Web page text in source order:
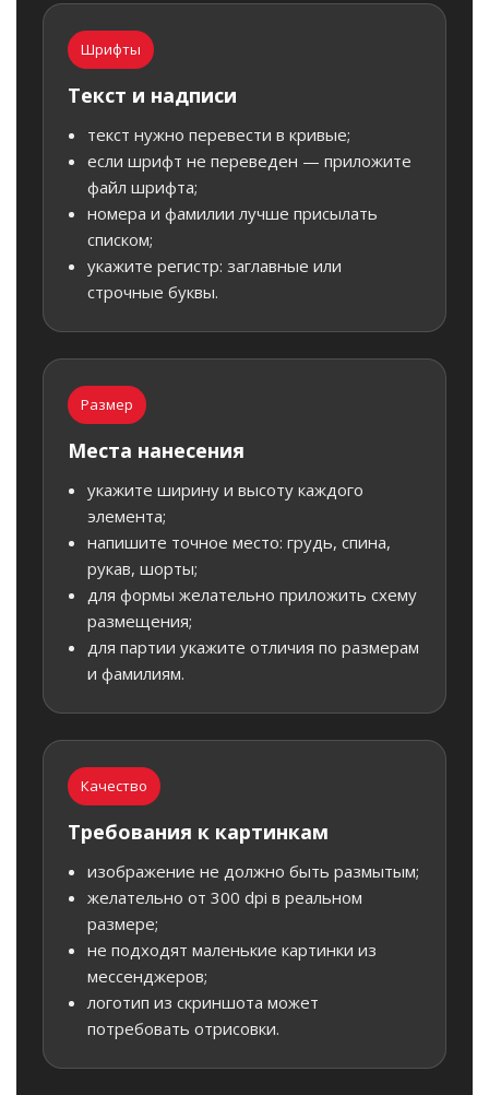
Шрифты
Текст и надписи
текст нужно перевести в кривые;
если шрифт не переведен — приложите
файл шрифта;
номера и фамилии лучше присылать
списком;
укажите регистр: заглавные или
строчные буквы.
Размер
Места нанесения
укажите ширину и высоту каждого
элемента;
напишите точное место: грудь, спина,
рукав, шорты;
для формы желательно приложить схему
размещения;
для партии укажите отличия по размерам
и фамилиям.
Качество
Требования к картинкам
изображение не должно быть размытым;
желательно от 300 dpi в реальном
размере;
не подходят маленькие картинки из
мессенджеров;
логотип из скриншота может
потребовать отрисовки.